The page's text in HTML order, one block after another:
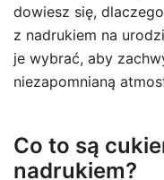
dowiesz się,
z nadrukiem na
je wybrać, aby
niezapomnianą
Co to są
nadrukiem?